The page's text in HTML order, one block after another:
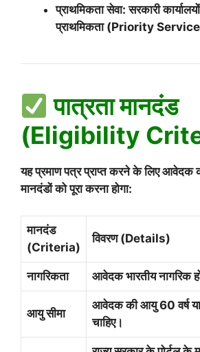
प्राथमिकता सेवा: सरकारी
प्राथमिकता (Priority
पात्रता मानदंड
(Eligibility
यह प्रमाण पत्र प्राप्त करने के लिए आवेदक
मानदंडों को पूरा करना होगा:
मानदंड
(Criteria)
विवरण (Details)
नागरिकता आवेदक भारतीय नागरिक
आयु सीमा
आवेदक की आयु 60 वर्ष
चाहिए।